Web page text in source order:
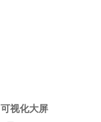
可视化大屏